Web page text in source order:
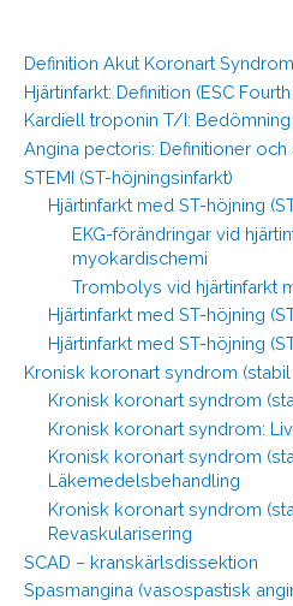
Definition Akut Koronart Syndrom
Hjärtinfarkt: Definition (ESC
Kardiell troponin T/I:
Angina pectoris: Definitioner och
STEMI (ST-höjningsinfarkt)
Hjärtinfarkt med ST-höjning
EKG-förändringar vid
myokardischemi
Trombolys vid hjärtinfarkt
Hjärtinfarkt med ST-höjning
Hjärtinfarkt med ST-höjning
Kronisk koronart syndrom (stabil
Kronisk koronart syndrom
Kronisk koronart syndrom:
Kronisk koronart syndrom
Läkemedelsbehandling
Kronisk koronart syndrom
Revaskularisering
SCAD – kranskärlsdissektion
Spasmangina (vasospastisk